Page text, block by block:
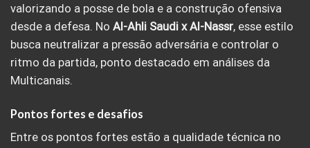
valorizando a posse de bola e a construção ofensiva
desde a defesa. No Al-Ahli Saudi x Al-Nassr, esse estilo
busca neutralizar a pressão adversária e controlar o
ritmo da partida, ponto destacado em análises da
Multicanais.
Pontos fortes e desafios
Entre os pontos fortes estão a qualidade técnica no